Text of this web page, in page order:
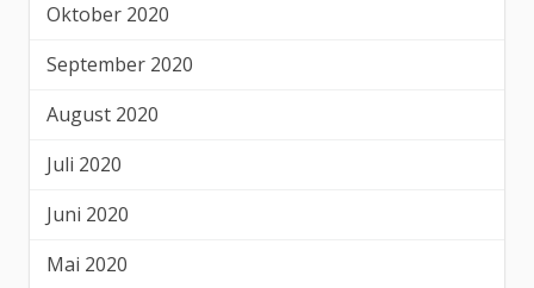
Oktober 2020
September 2020
August 2020
Juli 2020
Juni 2020
Mai 2020